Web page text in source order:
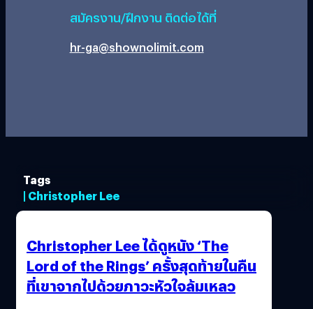
สมัครงาน/ฝึกงาน ติดต่อได้ที่
hr-ga@shownolimit.com
Tags
| Christopher Lee
Christopher Lee ได้ดูหนัง ‘The
Lord of the Rings’ ครั้งสุดท้ายในคืน
ที่เขาจากไปด้วยภาวะหัวใจล้มเหลว